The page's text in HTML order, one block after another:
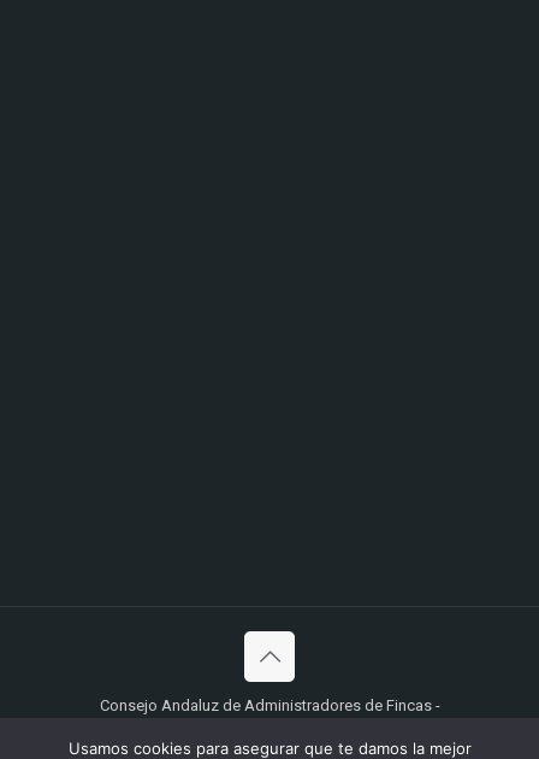
Consejo Andaluz de Administradores de Fincas -
Usamos cookies para asegurar que te damos la mejor